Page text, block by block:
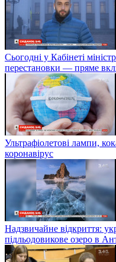
Сьогодні у Кабінеті
перестановки — пряме
Ультрафіолетові лампи,
коронавірус
Надзвичайне відкриття:
підльодовикове озеро в